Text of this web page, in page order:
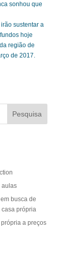
sonhou que
sustentar a
hoje
região de
de 2017.
aulas
busca de
própria
a preços